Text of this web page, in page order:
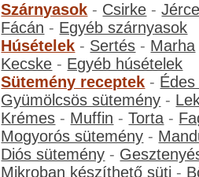
Szárnyasok - Csirke -
Fácán - Egyéb szárnyasok
Húsételek - Sertés - Marha
Kecske - Egyéb húsételek
Sütemény receptek -
Gyümölcsös sütemény -
Krémes - Muffin -Torta -
Mogyorós sütemény -
Diós sütemény -
Mikroban készíthető süti -